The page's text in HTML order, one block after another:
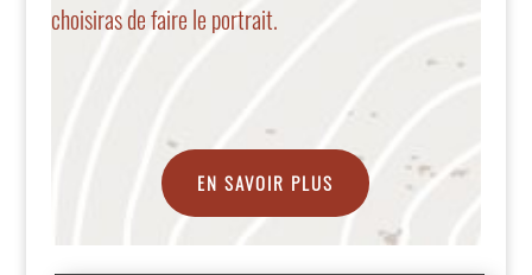
choisiras de faire le portrait.
EN SAVOIR PLUS